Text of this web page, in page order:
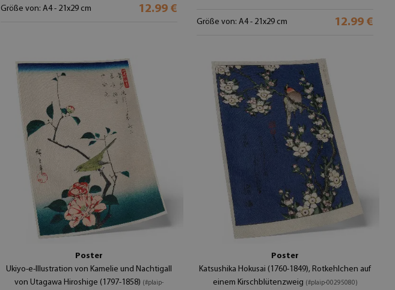
Größe von: A4 - 21x29 cm 12.99 €
Größe von: A4 - 21x29 cm 12.99 €
Poster
Ukiyo-e-Illustration von Kamelie und Nachtigall
von Utagawa Hiroshige (1797-1858) (#plaip-
Poster
Katsushika Hokusai (1760-1849), Rotkehlchen auf
einem Kirschblütenzweig (#plaip-00295080)